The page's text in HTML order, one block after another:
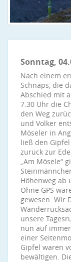
Sonntag,
Nach einem
Schnaps, die
Abschied mit
7.30 Uhr die
den Weg
und Volker
Möseler in
ließ den
zurück zur
„Am Mösele“
Höhenweg ab
Ohne GPS
gewesen. Wir
unsere
nun auf
einer
Gipfel waren
bewältigen.